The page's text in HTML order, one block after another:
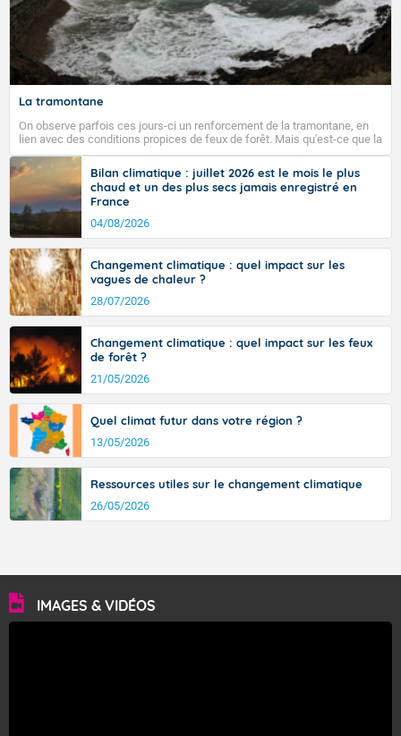
La tramontane
On observe parfois ces jours-ci un renforcement de la tramontane, en
lien avec des conditions propices de feux de forêt. Mais qu'est-ce que la
tramontane ? Quelles sont ses caractéristiques ? La tramontane est un
vent turbulent soufflant de secteur nord-ouest à nord, ou ouest à nord-
ouest, dans un secteur qui part du Roussillon à la vallée de l’Aude et à
l’ouest de l’Hérault. L’étymologie de ce vent vient du latin trasmontanus,
signifiant au-delà des monts, en allusion aux régions montagneuses
d’où provient ce vent.
Bilan climatique : juillet 2026 est le mois le plus
chaud et un des plus secs jamais enregistré en
France
04/08/2026
Changement climatique : quel impact sur les
vagues de chaleur ?
28/07/2026
Changement climatique : quel impact sur les feux
de forêt ?
21/05/2026
Quel climat futur dans votre région ?
13/05/2026
Ressources utiles sur le changement climatique
26/05/2026
IMAGES & VIDÉOS